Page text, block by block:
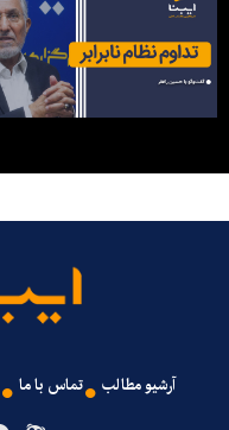
آرشیو مطالب تماس با ما